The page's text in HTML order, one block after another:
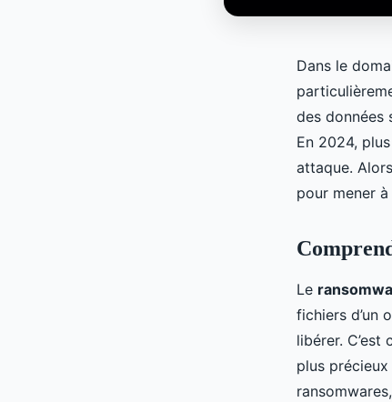
Dans le
des données
En 2024,
attaque.
pour mener
Le
fichiers d’un
libérer.
plus